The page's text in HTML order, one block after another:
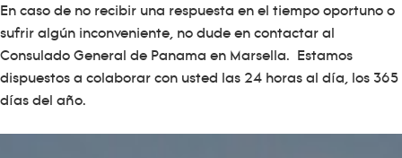
En caso de no recibir una respuesta en el tiempo oportuno o
sufrir algún inconveniente, no dude en contactar al
Consulado General de Panama en Marsella. Estamos
dispuestos a colaborar con usted las 24 horas al día, los 365
días del año.